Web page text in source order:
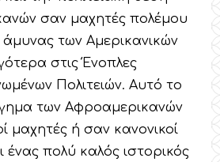
σαν μαχητές πολέμου
των Αμερικανικών
στις Ένοπλες
Πολιτειών. Αυτό το
των Αφροαμερικανών
μαχητές ή σαν κανονικοί
ένας πολύ καλός ιστορικός